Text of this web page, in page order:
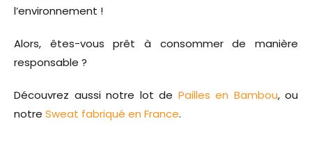
l’environnement !
Alors, êtes-vous prêt à consommer de manière
responsable ?
Découvrez aussi notre lot de Pailles en Bambou, ou
notre Sweat fabriqué en France.